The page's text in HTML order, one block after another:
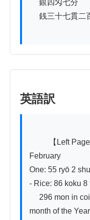
銀四匁七分
銭三十七貫二
英語訳
February
One: 55 ryō 2
- Rice: 86 koku 8
month of the